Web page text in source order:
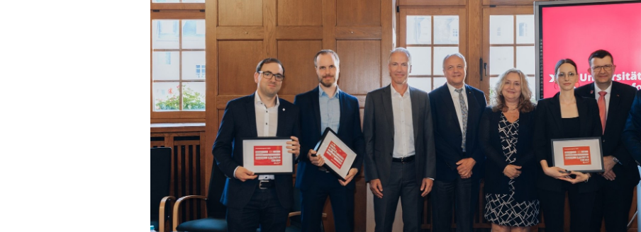
Universität
Verwaltung
Interdisziplinäres Zentrum für Lehre
Universitätsbibliothek
Zentrum für Lehrkräftebildung
Zentrum für Fernstudien und
Universitäre Weiterbildung
Zentrum für Informations- und
Medientechnologien